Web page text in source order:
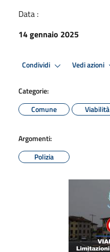
Data :
14 gennaio 2025
Condividi Vedi azioni
Categorie:
Comune
Viabilità
Argomenti:
Polizia